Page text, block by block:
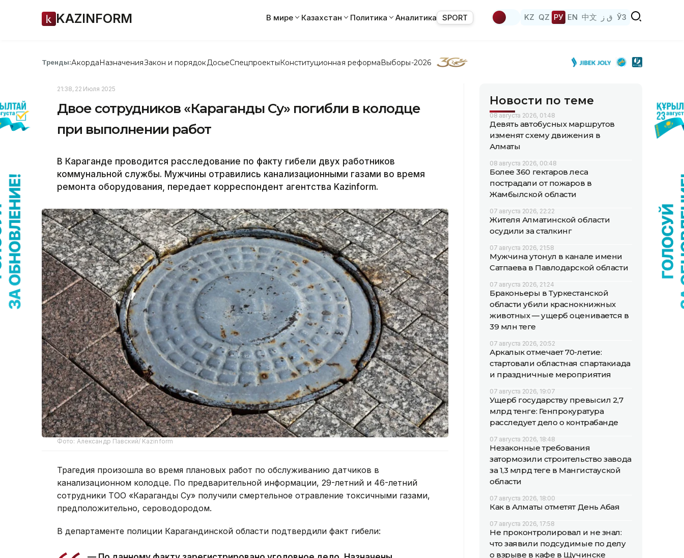
KAZINFORM В мире Казахстан Политика Аналитика SPORT KZ QZ РУ EN 中文 ق ز ЎЗ
Тренды:АкордаНазначенияЗакон и порядок ДосьеСпецпроектыКонституционная реформаВыборы-2026
21:38, 22 Июля 2025
Двое сотрудников «Караганды Су» погибли в колодце
при выполнении работ
В Караганде проводится расследование по факту гибели двух работников
коммунальной службы. Мужчины отравились канализационными газами во время
ремонта оборудования, передает корреспондент агентства Kazinform.
Фото: Александр Павский/ Kazinform
Трагедия произошла во время плановых работ по обслуживанию датчиков в
канализационном колодце. По предварительной информации, 29-летний и 46-летний
сотрудники ТОО «Караганды Су» получили смертельное отравление токсичными газами,
предположительно, сероводородом.
В департаменте полиции Карагандинской области подтвердили факт гибели:
Новости по теме
08 августа 2026, 01:48
Девять автобусных маршрутов
изменят схему движения в
Алматы
08 августа 2026, 00:48
Более 360 гектаров леса
пострадали от пожаров в
Жамбылской области
07 августа 2026, 22:22
Жителя Алматинской области
осудили за сталкинг
07 августа 2026, 21:58
Мужчина утонул в канале имени
Сатпаева в Павлодарской области
07 августа 2026, 21:24
Браконьеры в Туркестанской
области убили краснокнижных
животных — ущерб оценивается в
39 млн теңге
07 августа 2026, 20:52
Аркалык отмечает 70-летие:
стартовали областная спартакиада
и праздничные мероприятия
07 августа 2026, 19:07
Ущерб государству превысил 2,7
млрд тенге: Генпрокуратура
расследует дело о контрабанде
07 августа 2026, 18:48
Незаконные требования
затормозили строительство завода
за 1,3 млрд теңге в Мангистауской
области
07 августа 2026, 18:00
Как в Алматы отметят День Абая
07 августа 2026, 17:58
Не проконтролировал и не знал:
что заявили подсудимые по делу
о взрыве в кафе в Щучинске